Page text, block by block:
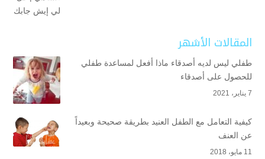
المقالات الأشهر
طفلي ليس لديه أصدقاء ماذا أفعل لمساعدة طفلي
للحصول على أصدقاء
7 يناير، 2021
كيفية التعامل مع الطفل العنيد بطريقة صحيحة وبعيداً
عن العنف
11 مايو، 2018